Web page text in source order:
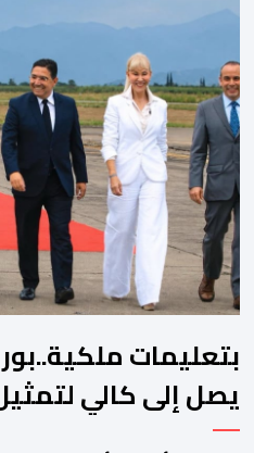
العدالة والتنمية، عبد الإله
خلفية اتهامات سبق أن وجهها
الأخير إلى حزب ” البام ” وربطه
المخدرات.المنصوري أكدت أن
غير اليوم […]
بتعليمات
يصل إلى كالي
جلالة الملك في حفل